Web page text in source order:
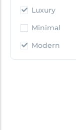
Luxury
Minimal
Modern